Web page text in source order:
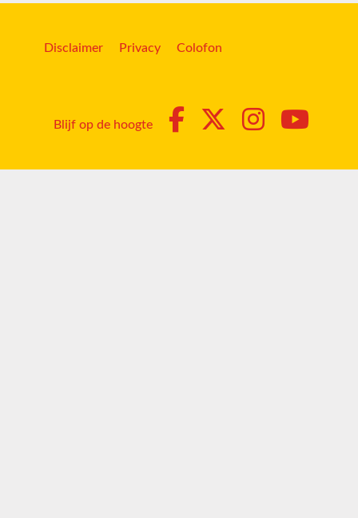
Disclaimer Privacy Colofon
Blijf op de hoogte